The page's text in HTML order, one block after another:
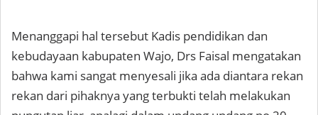
Menanggapi hal tersebut Kadis pendidikan dan
kebudayaan kabupaten Wajo, Drs Faisal mengatakan
bahwa kami sangat menyesali jika ada diantara rekan
rekan dari pihaknya yang terbukti telah melakukan